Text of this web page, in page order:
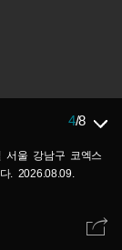
4/8
서울 강남구 코엑스
. 2026.08.09.